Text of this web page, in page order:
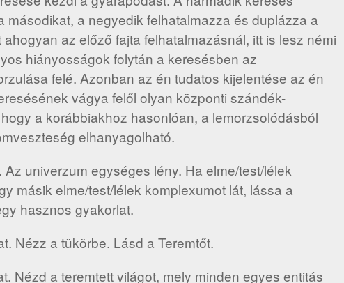
másodikat, a negyedik felhatalmazza és duplázza a
ahogyan az előző fajta felhatalmazásnál, itt is lesz némi
hiányosságok folytán a keresésben az
felé. Azonban az én tudatos kijelentése az én
vágya felől olyan központi szándék-
a korábbiakhoz hasonlóan, a lemorzsolódásból
elhanyagolható.
Az univerzum egységes lény. Ha elme/test/lélek
másik elme/test/lélek komplexumot lát, lássa a
hasznos gyakorlat.
Nézz a tükörbe. Lásd a Teremtőt.
Nézd a teremtett világot, mely minden egyes entitás